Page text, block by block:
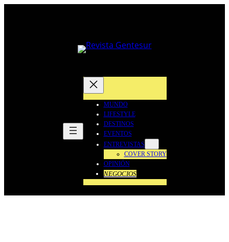
MUNDO
LIFESTYLE
DESTINOS
EVENTOS
ENTREVISTAS
COVER STORY
OPINIÓN
NEGOCIOS